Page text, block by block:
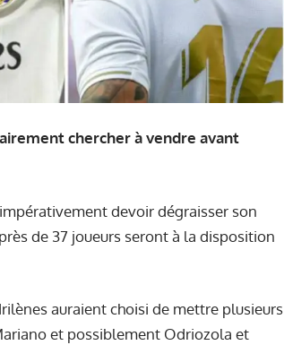
chercher à vendre avant
devoir dégraisser son
de 37 joueurs seront à la disposition
auraient choisi de mettre plusieurs
et possiblement Odriozola et